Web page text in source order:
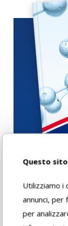
Questo
Utilizziamo i
annunci, per
per